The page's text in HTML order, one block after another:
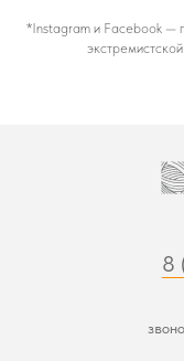
*Instagram и Facebook —
8